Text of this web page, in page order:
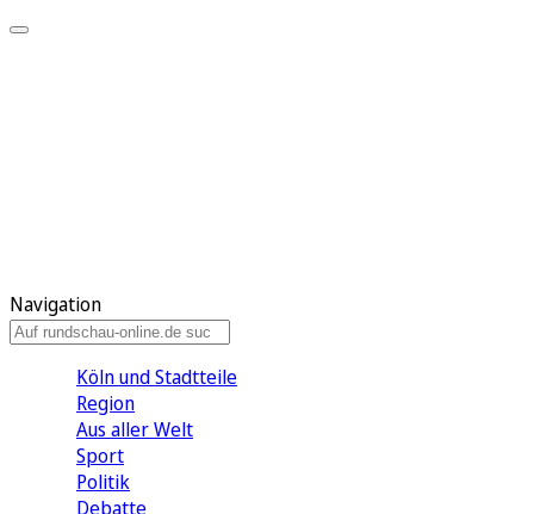
Navigation
Köln und Stadtteile
Region
Aus aller Welt
Sport
Politik
Debatte